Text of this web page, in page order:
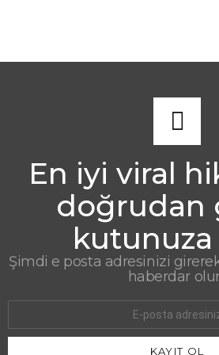
En iyi viral
doğrudan
kutunuza
Şimdi e posta adresinizi
haberdar
adresi: